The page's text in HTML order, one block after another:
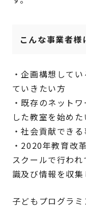
こんな事業者様
・企画構想して
ていきたい方
・既存のネット
した教室を始めた
・社会貢献でき
・2020年教育改
スクールで行わ
識及び情報を収
子どもプログラ